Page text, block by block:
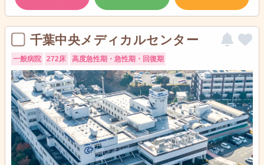
千葉中央メディカルセンター
一般病院 272床 高度急性期・急性期・回復期